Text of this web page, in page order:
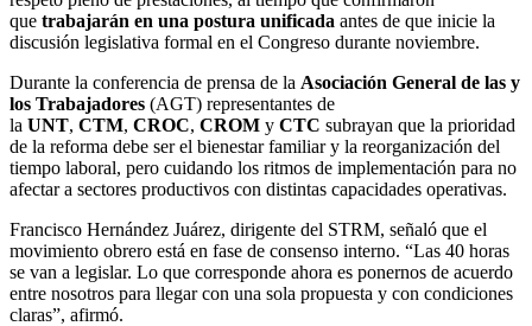
que trabajarán en una postura unificada antes de que inicie la
discusión legislativa formal en el Congreso durante noviembre.
Durante la conferencia de prensa de la Asociación General de las y
los Trabajadores (AGT) representantes de
la UNT, CTM, CROC, CROM y CTC subrayan que la prioridad
de la reforma debe ser el bienestar familiar y la reorganización del
tiempo laboral, pero cuidando los ritmos de implementación para no
afectar a sectores productivos con distintas capacidades operativas.
Francisco Hernández Juárez, dirigente del STRM, señaló que el
movimiento obrero está en fase de consenso interno. “Las 40 horas
se van a legislar. Lo que corresponde ahora es ponernos de acuerdo
entre nosotros para llegar con una sola propuesta y con condiciones
claras”, afirmó.